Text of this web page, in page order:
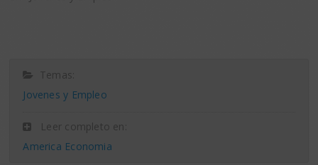
Temas:
Jovenes y Empleo
Leer completo en:
America Economia